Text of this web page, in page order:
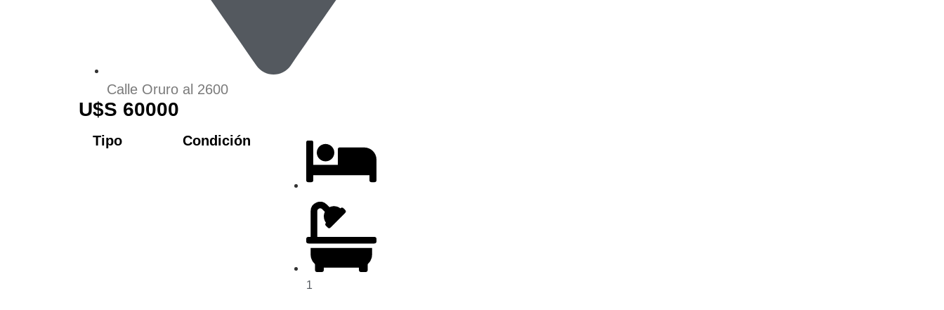
Calle Oruro al 2600
U$S 60000
Tipo Condición
1